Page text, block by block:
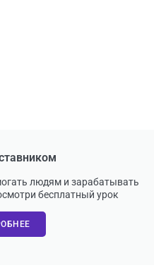
людям и зарабатывать
бесплатный урок